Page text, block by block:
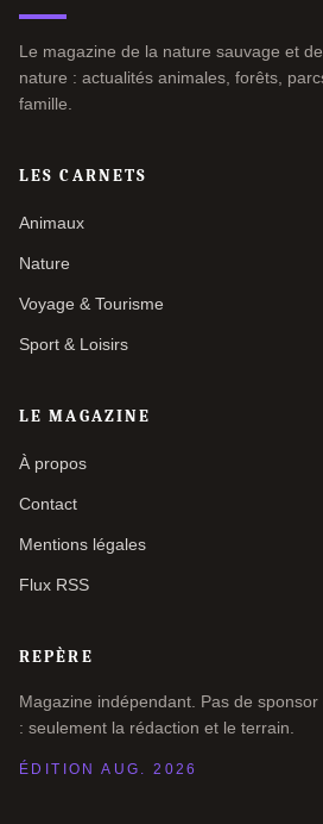
Le magazine de la nature sauvage et
nature : actualités animales, forêts,
famille.
LES CARNETS
Animaux
Nature
Voyage & Tourisme
Sport & Loisirs
LE MAGAZINE
À propos
Contact
Mentions légales
Flux RSS
REPÈRE
Magazine indépendant. Pas de
: seulement la rédaction et le terrain.
ÉDITION AUG. 2026